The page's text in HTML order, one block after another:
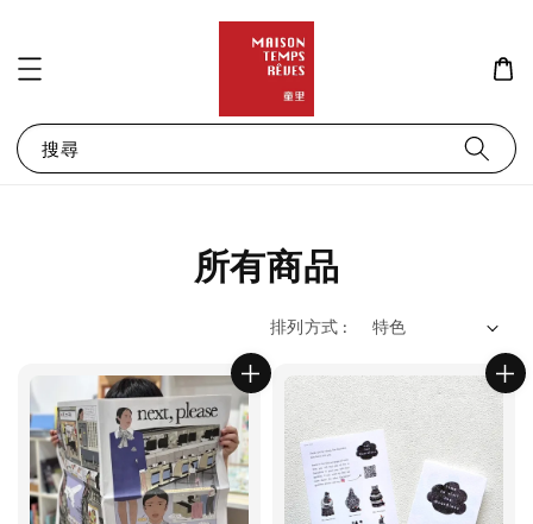
搜尋
所有商品
排列方式 :